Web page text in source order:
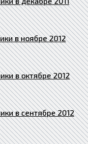
в ноябре 2012
в октябре 2012
в сентябре 2012